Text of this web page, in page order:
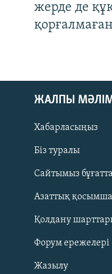
Русский
ЖАЗЫЛЫҢЫЗ
жерде де
қорғалмаған
ЖАЛПЫ
Хабарласыңыз
Біз туралы
Сайтымыз
Азаттық
Қолдану
Форум ережелері
Жазылу